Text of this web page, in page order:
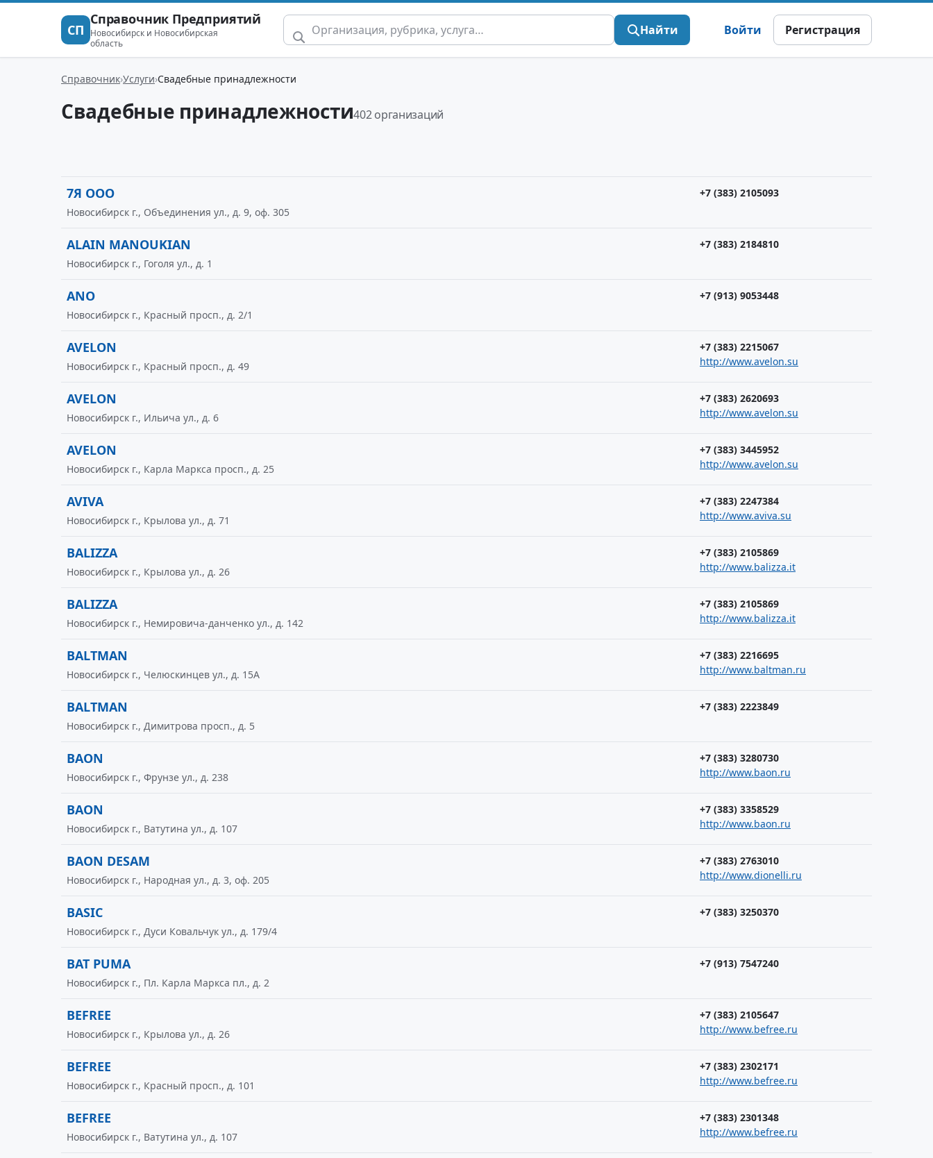
СП
Справочник Предприятий
Новосибирск и Новосибирская
область
Найти Войти Регистрация
Справочник Услуги Свадебные принадлежности
Свадебные принадлежности402 организаций
7Я ООО
+7 (383) 2105093
Новосибирск г., Объединения ул., д. 9, оф. 305
ALAIN MANOUKIAN
+7 (383) 2184810
Новосибирск г., Гоголя ул., д. 1
ANO
+7 (913) 9053448
Новосибирск г., Красный просп., д. 2/1
AVELON
+7 (383) 2215067
http://www.avelon.su
Новосибирск г., Красный просп., д. 49
AVELON
+7 (383) 2620693
http://www.avelon.su
Новосибирск г., Ильича ул., д. 6
AVELON
+7 (383) 3445952
http://www.avelon.su
Новосибирск г., Карла Маркса просп., д. 25
AVIVA
+7 (383) 2247384
http://www.aviva.su
Новосибирск г., Крылова ул., д. 71
BALIZZA
+7 (383) 2105869
http://www.balizza.it
Новосибирск г., Крылова ул., д. 26
BALIZZA
+7 (383) 2105869
http://www.balizza.it
Новосибирск г., Немировича-данченко ул., д. 142
BALTMAN
+7 (383) 2216695
http://www.baltman.ru
Новосибирск г., Челюскинцев ул., д. 15А
BALTMAN
+7 (383) 2223849
Новосибирск г., Димитрова просп., д. 5
BAON
+7 (383) 3280730
http://www.baon.ru
Новосибирск г., Фрунзе ул., д. 238
BAON
+7 (383) 3358529
http://www.baon.ru
Новосибирск г., Ватутина ул., д. 107
BAON DESAM
+7 (383) 2763010
http://www.dionelli.ru
Новосибирск г., Народная ул., д. 3, оф. 205
BASIC
+7 (383) 3250370
Новосибирск г., Дуси Ковальчук ул., д. 179/4
BAT PUMA
+7 (913) 7547240
Новосибирск г., Пл. Карла Маркса пл., д. 2
BEFREE
+7 (383) 2105647
http://www.befree.ru
Новосибирск г., Крылова ул., д. 26
BEFREE
+7 (383) 2302171
http://www.befree.ru
Новосибирск г., Красный просп., д. 101
BEFREE
+7 (383) 2301348
http://www.befree.ru
Новосибирск г., Ватутина ул., д. 107